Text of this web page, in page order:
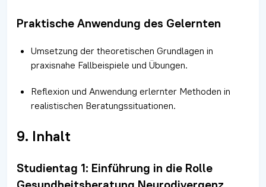
Praktische Anwendung des Gelernten
Umsetzung der theoretischen Grundlagen in
praxisnahe Fallbeispiele und Übungen.
Reflexion und Anwendung erlernter Methoden in
realistischen Beratungssituationen.
9. Inhalt
Studientag 1: Einführung in die Rolle